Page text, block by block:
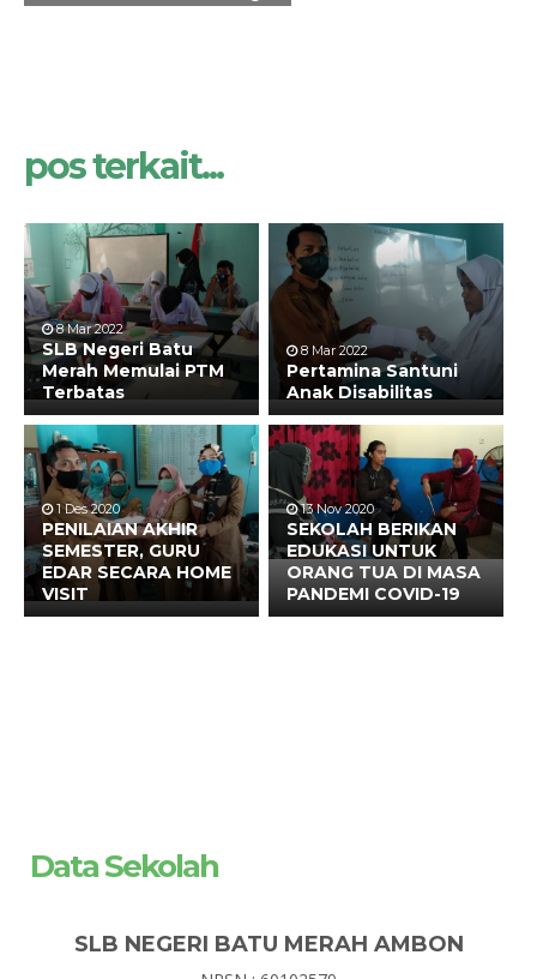
pos terkait...
8 Mar 2022
SLB Negeri Batu
Merah Memulai PTM
Terbatas
8 Mar 2022
Pertamina Santuni
Anak Disabilitas
1 Des 2020
PENILAIAN AKHIR
SEMESTER, GURU
EDAR SECARA HOME
VISIT
13 Nov 2020
SEKOLAH BERIKAN
EDUKASI UNTUK
ORANG TUA DI MASA
PANDEMI COVID-19
Data Sekolah
SLB NEGERI BATU MERAH AMBON